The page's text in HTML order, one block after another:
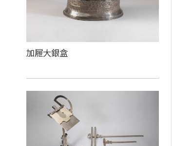
加屜大銀盒